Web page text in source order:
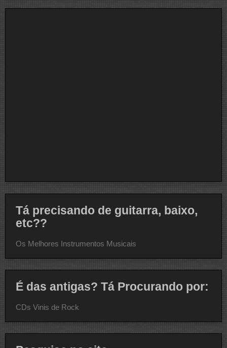
Tá precisando de guitarra, baixo,
etc??
Os Melhores Instrumentos Musicais
É das antigas? Tá Procurando por:
CDs Vinis de Rock